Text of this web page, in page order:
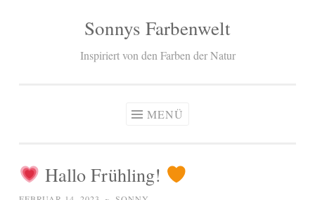
Sonnys Farbenwelt
Inspiriert von den Farben der Natur
MENÜ
Hallo Frühling!